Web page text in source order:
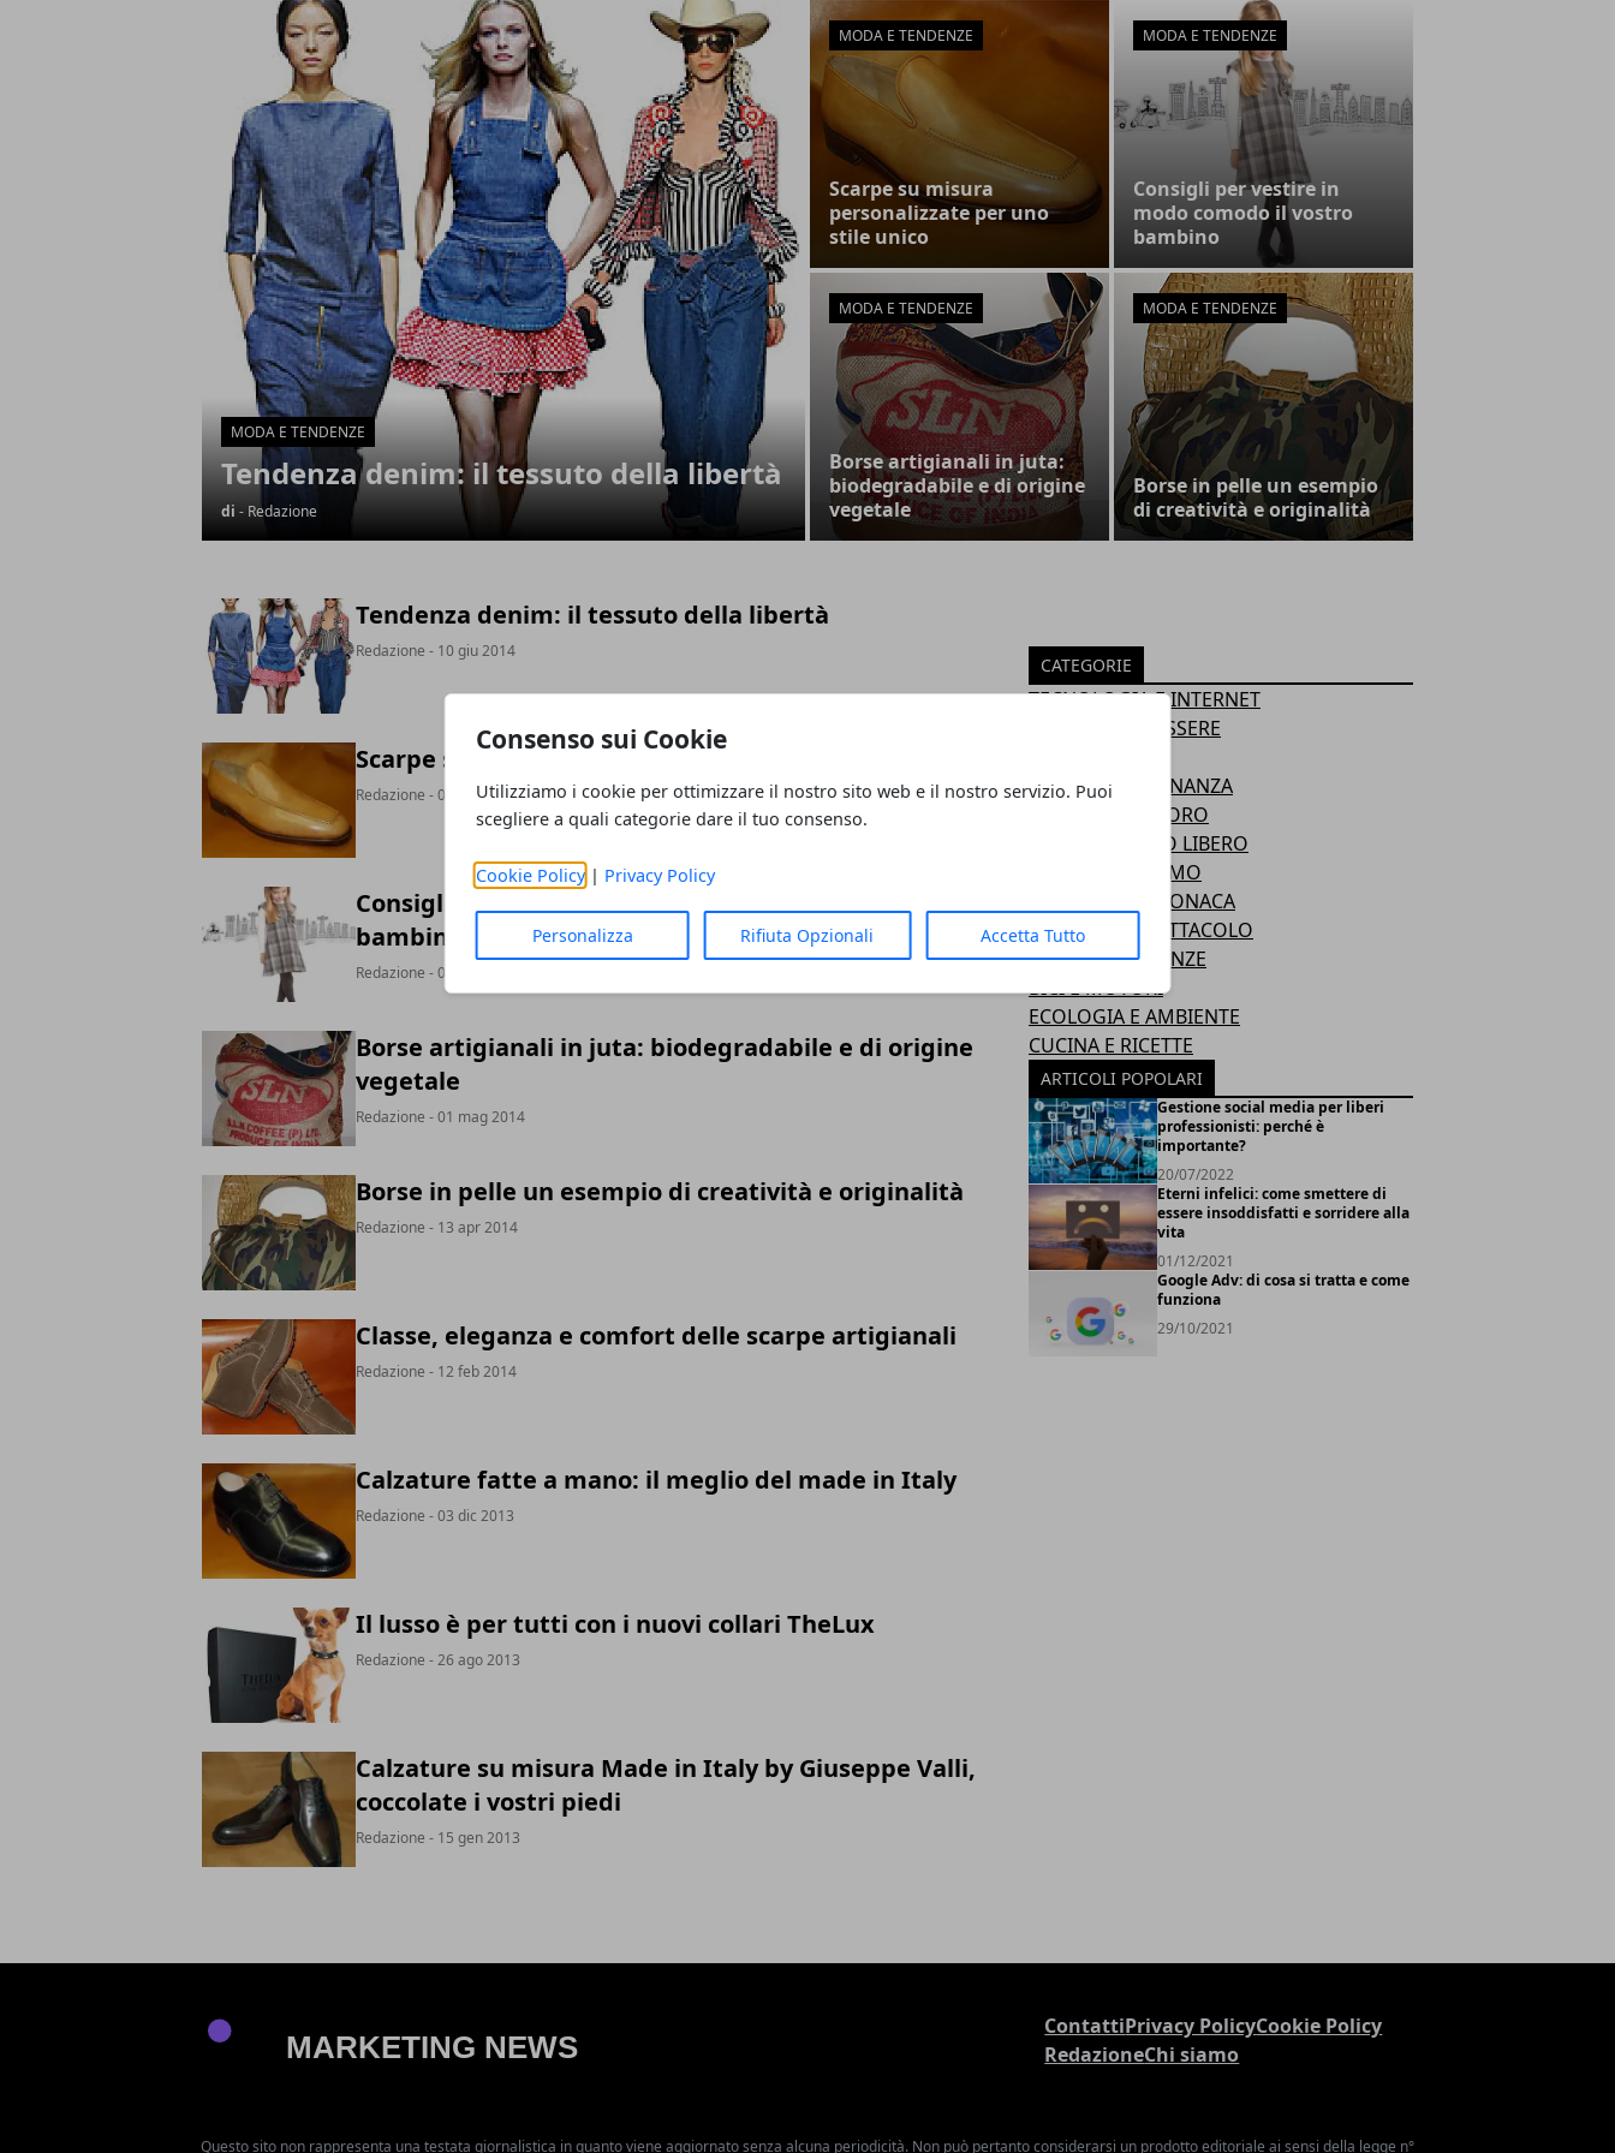
Consenso sui Cookie
Utilizziamo i cookie per ottimizzare il nostro sito web e il nostro servizio. Puoi
scegliere a quali categorie dare il tuo consenso.
Cookie Policy| Privacy Policy
Personalizza Rifiuta Opzionali Accetta Tutto
Articoli in Evidenza
MODA E TENDENZE
Tendenza denim: il tessuto della libertà
di - Redazione
MODA E TENDENZE
Scarpe su misura
personalizzate per uno
stile unico
MODA E TENDENZE
Consigli per vestire in
modo comodo il vostro
bambino
MODA E TENDENZE
Borse artigianali in juta:
biodegradabile e di origine
vegetale
MODA E TENDENZE
Borse in pelle un esempio
di creatività e originalità
Tendenza denim: il tessuto della libertà
Redazione - 10 giu 2014
Scarpe su misura personalizzate per uno stile unico
Redazione - 04 giu 2014
Consigli per vestire in modo comodo il vostro
bambino
Redazione - 05 mag 2014
Borse artigianali in juta: biodegradabile e di origine
vegetale
Redazione - 01 mag 2014
Borse in pelle un esempio di creatività e originalità
Redazione - 13 apr 2014
Classe, eleganza e comfort delle scarpe artigianali
Redazione - 12 feb 2014
Calzature fatte a mano: il meglio del made in Italy
Redazione - 03 dic 2013
Il lusso è per tutti con i nuovi collari TheLux
Redazione - 26 ago 2013
Calzature su misura Made in Italy by Giuseppe Valli,
coccolate i vostri piedi
Redazione - 15 gen 2013
CATEGORIE
TECNOLOGIA E INTERNET
SALUTE E BENESSERE
ECONOMIA E FINANZA
POLITICA E LAVORO
SPORT E TEMPO LIBERO
VIAGGI E TURISMO
ATTUALITÀ E CRONACA
CULTURA E SPETTACOLO
MODA E TENDENZE
BICI E MOTORI
ECOLOGIA E AMBIENTE
CUCINA E RICETTE
ARTICOLI POPOLARI
Gestione social media per liberi
professionisti: perché è
importante?
20/07/2022
Eterni infelici: come smettere di
essere insoddisfatti e sorridere alla
vita
01/12/2021
Google Adv: di cosa si tratta e come
funziona
29/10/2021
ContattiPrivacy PolicyCookie Policy
RedazioneChi siamo
Questo sito non rappresenta una testata giornalistica in quanto viene aggiornato senza alcuna periodicità. Non può pertanto considerarsi un prodotto editoriale ai sensi della legge n°